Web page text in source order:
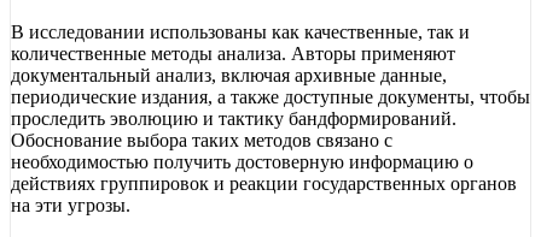
В исследовании использованы как качественные, так и
количественные методы анализа. Авторы применяют
документальный анализ, включая архивные данные,
периодические издания, а также доступные документы, чтобы
проследить эволюцию и тактику бандформирований.
Обоснование выбора таких методов связано с
необходимостью получить достоверную информацию о
действиях группировок и реакции государственных органов
на эти угрозы.